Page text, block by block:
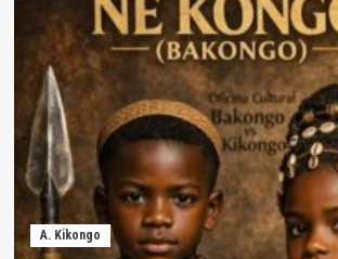
A. Kikongo